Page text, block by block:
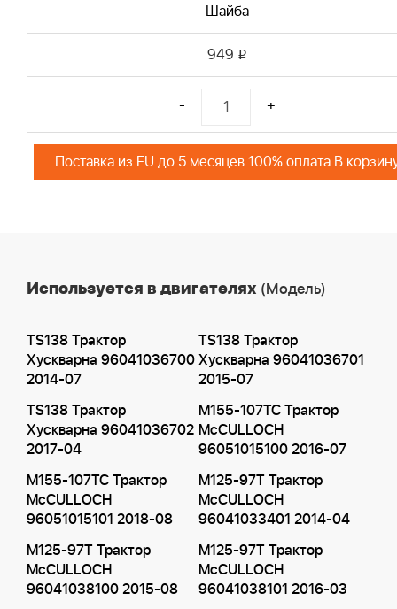
Шайба
949 i
- +
Поставка из EU до 5 месяцев 100% оплата В
Используется в двигателях (Модель)
TS138 Трактор
Хускварна 96041036700
2014-07
TS138 Трактор
Хускварна 96041036701
2015-07
TS138 Трактор
Хускварна 96041036702
2017-04
M155-107TC Трактор
McCULLOCH
96051015100 2016-07
M155-107TC Трактор
McCULLOCH
96051015101 2018-08
M125-97T Трактор
McCULLOCH
96041033401 2014-04
M125-97T Трактор
McCULLOCH
96041038100 2015-08
M125-97T Трактор
McCULLOCH
96041038101 2016-03